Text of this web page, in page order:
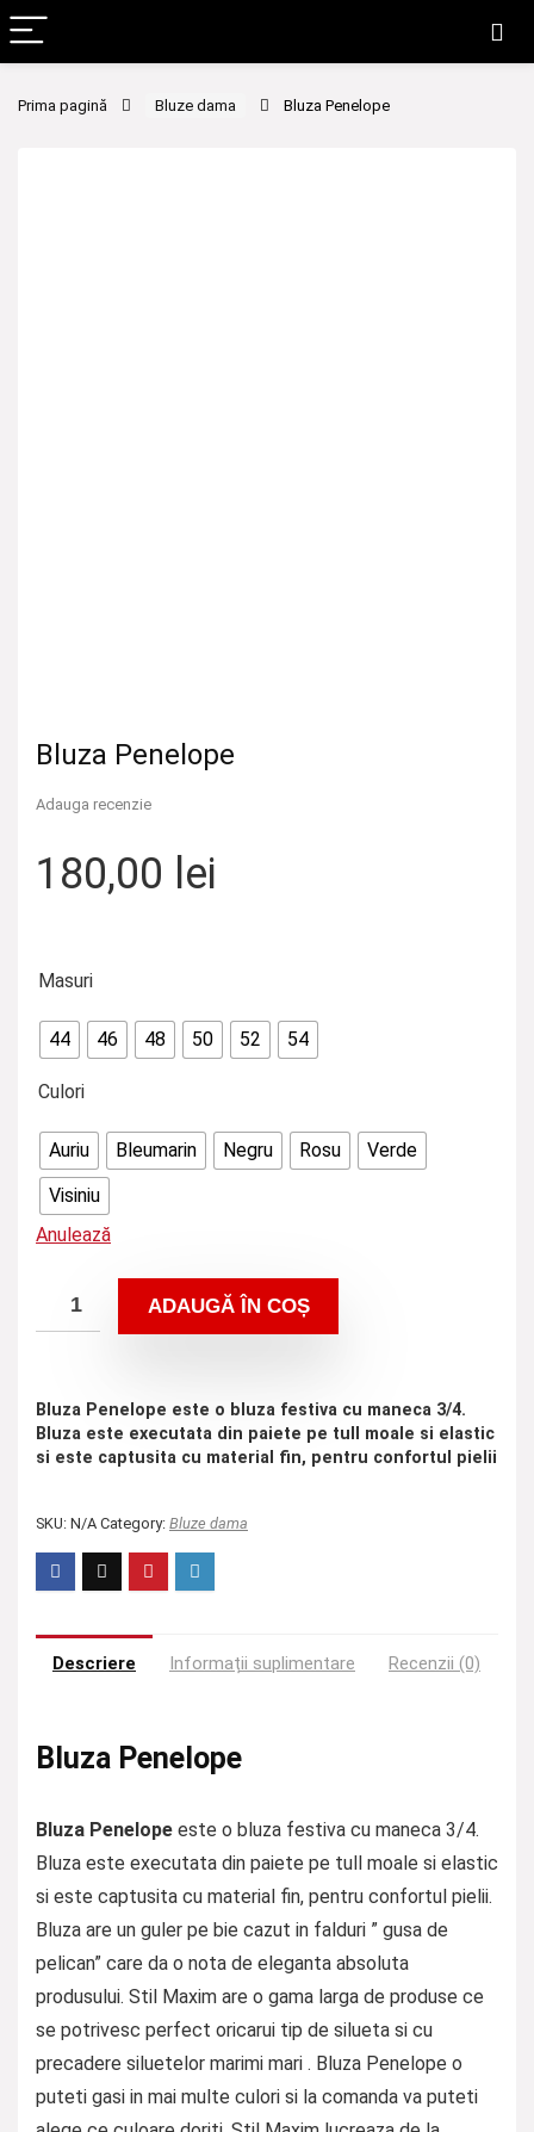
Prima pagină Bluze dama Bluza Penelope
Bluza Penelope
Adauga recenzie
180,00 lei
Masuri
44 46 48 50 52 54
Culori
Auriu Bleumarin Negru Rosu
Verde
Visiniu
Anulează
ADAUGĂ ÎN COȘ
Bluza Penelope este o bluza festiva cu maneca 3/4.
Bluza este executata din paiete pe tull moale si elastic
si este captusita cu material fin, pentru confortul pielii
SKU: N/A Category: Bluze dama
Descriere Informații suplimentare Recenzii (0)
Bluza Penelope
Bluza Penelope este o bluza festiva cu maneca 3/4.
Bluza este executata din paiete pe tull moale si elastic
si este captusita cu material fin, pentru confortul pielii.
Bluza are un guler pe bie cazut in falduri ” gusa de
pelican” care da o nota de eleganta absoluta
produsului. Stil Maxim are o gama larga de produse ce
se potrivesc perfect oricarui tip de silueta si cu
precadere siluetelor marimi mari . Bluza Penelope o
puteti gasi in mai multe culori si la comanda va puteti